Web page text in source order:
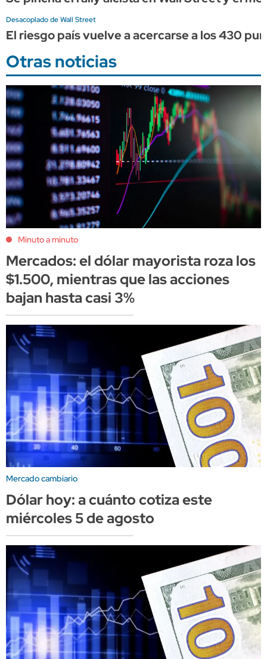
Desacoplado de Wall Street
El riesgo país vuelve a acercarse a los 430
Otras noticias
Minuto a minuto
Mercados: el dólar mayorista roza los
$1.500, mientras que las acciones
bajan hasta casi 3%
Mercado cambiario
Dólar hoy: a cuánto cotiza este
miércoles 5 de agosto